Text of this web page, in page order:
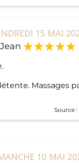
15 MAI
Jean
Massages
Source :
10 MAI